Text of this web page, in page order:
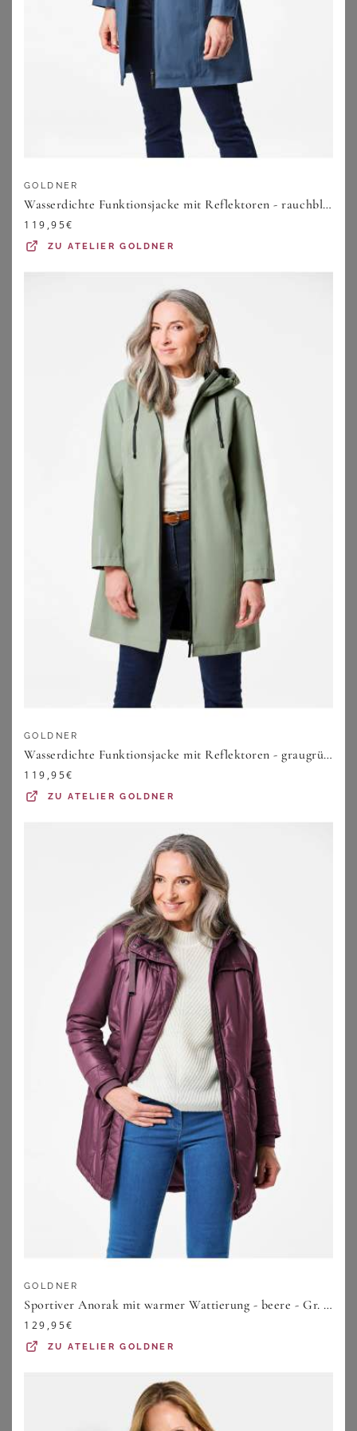
JACK WOLFSKIN
ZUWITT WEIDEN
Schöffel Funktionsjacke blau
BREUNINGER
SHEEGO
Funktionsjacke
39,99€
ZUSHEEGO
209,97 €
ZUBREUNINGER
BONPRIX
ZUBONPRIX
BONPRIX
FUCHS SCHMITT
259,99€
ZU PETER HAHN
Wasserabweisende Jacke Fuchs Schmitt beige
SHEEGO
Jacke
GOLDNER
Wasserdichte Funktionsjacke mit Reflektoren - rauchblau - Gr. 19 von Goldner Fashion
119,95€
ZUATELIER GOLDNER
GOLDNER
Wasserdichte Funktionsjacke mit Reflektoren - graugrün - Gr. 19 von Goldner Fashion
119,95€
ZUATELIER GOLDNER
GOLDNER
Sportiver Anorak mit warmer Wattierung - beere - Gr. 38 von Goldner Fashion
129,95€
ZUATELIER GOLDNER